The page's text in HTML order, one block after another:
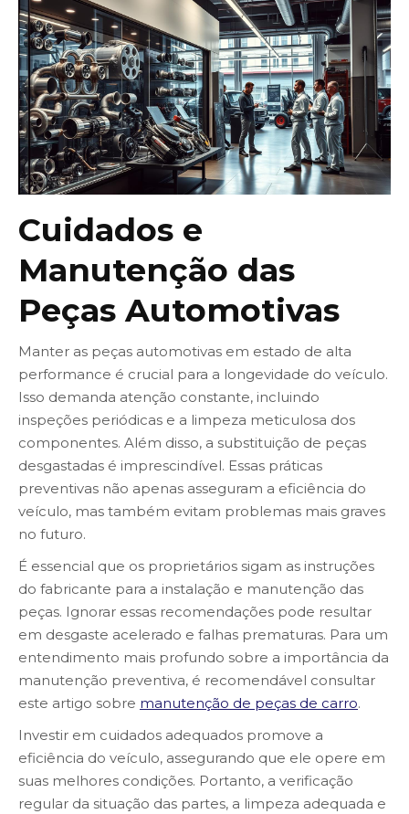
Cuidados e
Manutenção das
Peças Automotivas
Manter as peças automotivas em estado de alta
performance é crucial para a longevidade do veículo.
Isso demanda atenção constante, incluindo
inspeções periódicas e a limpeza meticulosa dos
componentes. Além disso, a substituição de peças
desgastadas é imprescindível. Essas práticas
preventivas não apenas asseguram a eficiência do
veículo, mas também evitam problemas mais graves
no futuro.
É essencial que os proprietários sigam as instruções
do fabricante para a instalação e manutenção das
peças. Ignorar essas recomendações pode resultar
em desgaste acelerado e falhas prematuras. Para um
entendimento mais profundo sobre a importância da
manutenção preventiva, é recomendável consultar
este artigo sobre manutenção de peças de carro.
Investir em cuidados adequados promove a
eficiência do veículo, assegurando que ele opere em
suas melhores condições. Portanto, a verificação
regular da situação das partes, a limpeza adequada e